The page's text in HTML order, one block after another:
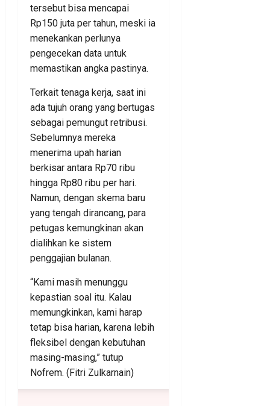
tersebut bisa mencapai
Rp150 juta per tahun, meski ia
menekankan perlunya
pengecekan data untuk
memastikan angka pastinya.
Terkait tenaga kerja, saat ini
ada tujuh orang yang bertugas
sebagai pemungut retribusi.
Sebelumnya mereka
menerima upah harian
berkisar antara Rp70 ribu
hingga Rp80 ribu per hari.
Namun, dengan skema baru
yang tengah dirancang, para
petugas kemungkinan akan
dialihkan ke sistem
penggajian bulanan.
“Kami masih menunggu
kepastian soal itu. Kalau
memungkinkan, kami harap
tetap bisa harian, karena lebih
fleksibel dengan kebutuhan
masing-masing,” tutup
Nofrem. (Fitri Zulkarnain)